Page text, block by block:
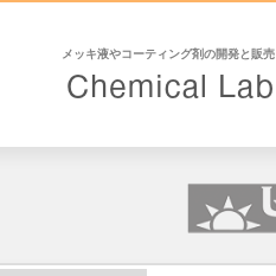
メッキ液やコーティング剤の開発と販売